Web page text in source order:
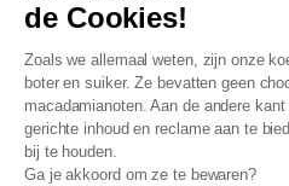
de Cookies!
Zoals we allemaal weten, zijn onze
boter en suiker. Ze bevatten geen
macadamianoten. Aan de andere
gerichte inhoud en reclame aan te
bij te houden.
Ga je akkoord om ze te bewaren?
Algemene
AV
Beleid